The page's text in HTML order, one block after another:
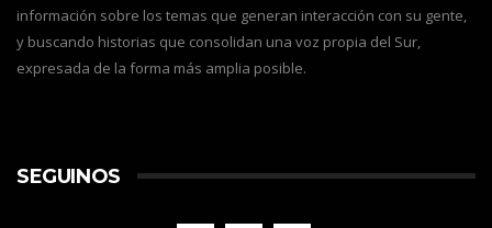
información sobre los temas que generan interacción con su gente,
y buscando historias que consolidan una voz propia del Sur,
expresada de la forma más amplia posible.
SEGUINOS